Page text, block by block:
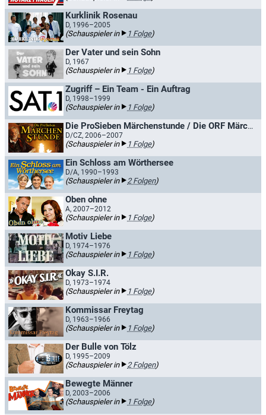
Kurklinik Rosenau
D, 1996–2005
(Schauspieler in 1 Folge)
Der Vater und sein Sohn
D, 1967
(Schauspieler in 1 Folge)
Zugriff – Ein Team - Ein Auftrag
D, 1998–1999
(Schauspieler in 1 Folge)
Die ProSieben Märchenstunde / Die ORF Märchenstunde
D/CZ, 2006–2007
(Schauspieler in 1 Folge)
Ein Schloss am Wörthersee
D/A, 1990–1993
(Schauspieler in 2 Folgen)
Oben ohne
A, 2007–2012
(Schauspieler in 1 Folge)
Motiv Liebe
D, 1974–1976
(Schauspieler in 1 Folge)
Okay S.I.R.
D, 1973–1974
(Schauspieler in 1 Folge)
Kommissar Freytag
D, 1963–1966
(Schauspieler in 1 Folge)
Der Bulle von Tölz
D, 1995–2009
(Schauspieler in 2 Folgen)
Bewegte Männer
D, 2003–2006
(Schauspieler in 1 Folge)